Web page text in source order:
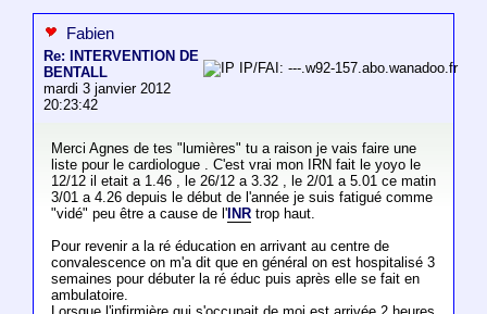
Fabien
Re: INTERVENTION DE
BENTALL
mardi 3 janvier 2012
20:23:42
IP/FAI: ---.w92-157.abo.wanadoo.fr
Merci Agnes de tes "lumières" tu a raison je vais faire une
liste pour le cardiologue . C'est vrai mon IRN fait le yoyo le
12/12 il etait a 1.46 , le 26/12 a 3.32 , le 2/01 a 5.01 ce matin
3/01 a 4.26 depuis le début de l'année je suis fatigué comme
"vidé" peu être a cause de l'INRtrop haut.
Pour revenir a la ré éducation en arrivant au centre de
convalescence on m'a dit que en général on est hospitalisé 3
semaines pour débuter la ré éduc puis après elle se fait en
ambulatoire.